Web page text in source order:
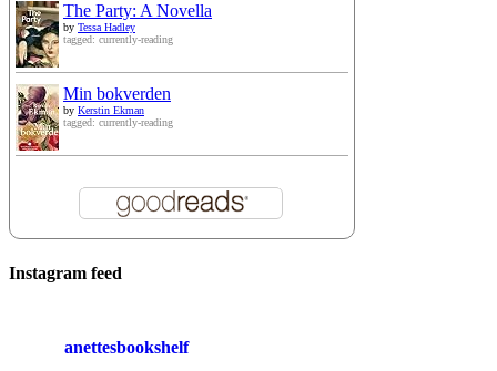
The Party: A Novella
by Tessa Hadley
tagged: currently-reading
Min bokverden
by Kerstin Ekman
tagged: currently-reading
Instagram feed
anettesbookshelf